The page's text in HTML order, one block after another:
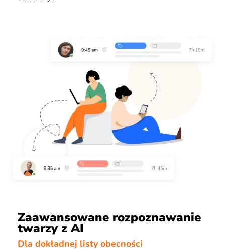
Zaawansowane rozpoznawanie
twarzy z AI
Dla dokładnej listy obecności